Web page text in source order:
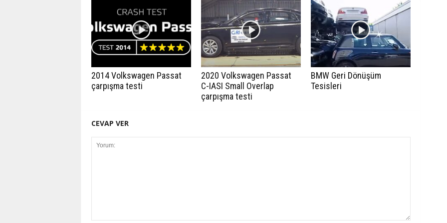
2014 Volkswagen Passat
çarpışma testi
2020 Volkswagen Passat
C-IASI Small Overlap
çarpışma testi
BMW Geri Dönüşüm
Tesisleri
CEVAP VER